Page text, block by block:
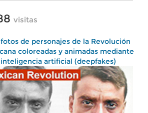
visitas
de personajes de la Revolución
coloreadas y animadas mediante
inteligencia artificial (deepfakes)